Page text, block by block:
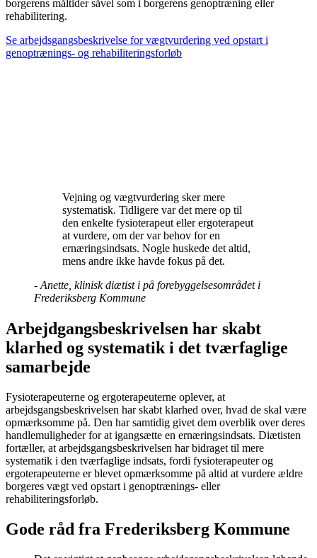
borgerens måltider såvel som i borgerens genoptræning eller
rehabilitering.
Se arbejdsgangsbeskrivelse for vægtvurdering ved opstart i
genoptrænings- og rehabiliteringsforløb
Vejning og vægtvurdering sker mere
systematisk. Tidligere var det mere op til
den enkelte fysioterapeut eller ergoterapeut
at vurdere, om der var behov for en
ernæringsindsats. Nogle huskede det altid,
mens andre ikke havde fokus på det.
- Anette, klinisk diætist i på forebyggelsesområdet i
Frederiksberg Kommune
Arbejdgangsbeskrivelsen har skabt
klarhed og systematik i det tværfaglige
samarbejde
Fysioterapeuterne og ergoterapeuterne oplever, at
arbejdsgangsbeskrivelsen har skabt klarhed over, hvad de skal være
opmærksomme på. Den har samtidig givet dem overblik over deres
handlemuligheder for at igangsætte en ernæringsindsats. Diætisten
fortæller, at arbejdsgangsbeskrivelsen har bidraget til mere
systematik i den tværfaglige indsats, fordi fysioterapeuter og
ergoterapeuterne er blevet opmærksomme på altid at vurdere ældre
borgeres vægt ved opstart i genoptrænings- eller
rehabiliteringsforløb.
Gode råd fra Frederiksberg Kommune